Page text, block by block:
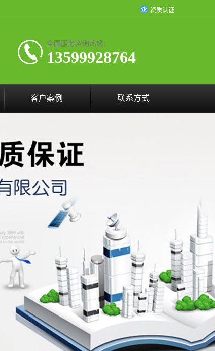
资质认证
全国服务咨询热线:
13599928764
客户案例 联系方式